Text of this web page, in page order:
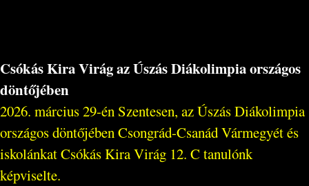
Csókás Kira Virág az Úszás Diákolimpia országos
döntőjében
2026. március 29-én Szentesen, az Úszás Diákolimpia
országos döntőjében Csongrád-Csanád Vármegyét és
iskolánkat Csókás Kira Virág 12. C tanulónk
képviselte.